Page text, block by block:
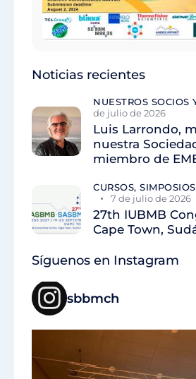
Noticias recientes
NUESTROS SOCIOS
de julio de 2026
Luis Larrondo,
nuestra
miembro de
CURSOS,
7 de julio de 2026
27th IUBMB
Cape Town,
Síguenos en Instagram
sbbmch